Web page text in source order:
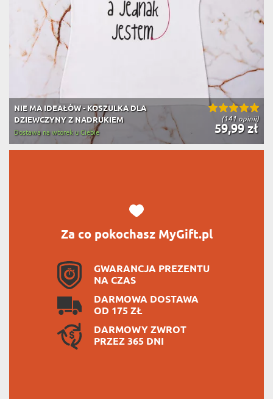
(141 opinii)
NIE MA IDEAŁÓW - KOSZULKA DLA
DZIEWCZYNY Z NADRUKIEM
59,99 zł
Dostawa na wtorek u Ciebie
Za co pokochasz MyGift.pl
GWARANCJA PREZENTU
NA CZAS
DARMOWA DOSTAWA
OD 175 ZŁ
DARMOWY ZWROT
PRZEZ 365 DNI